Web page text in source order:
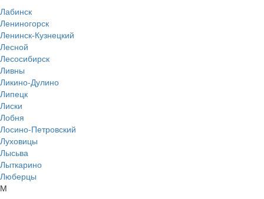
Лабинск
Лениногорск
Ленинск-Кузнецкий
Лесной
Лесосибирск
Ливны
Ликино-Дулино
Липецк
Лиски
Лобня
Лосино-Петровский
Луховицы
Лысьва
Лыткарино
Люберцы
М